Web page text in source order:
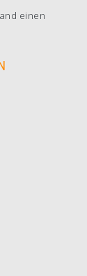
einen